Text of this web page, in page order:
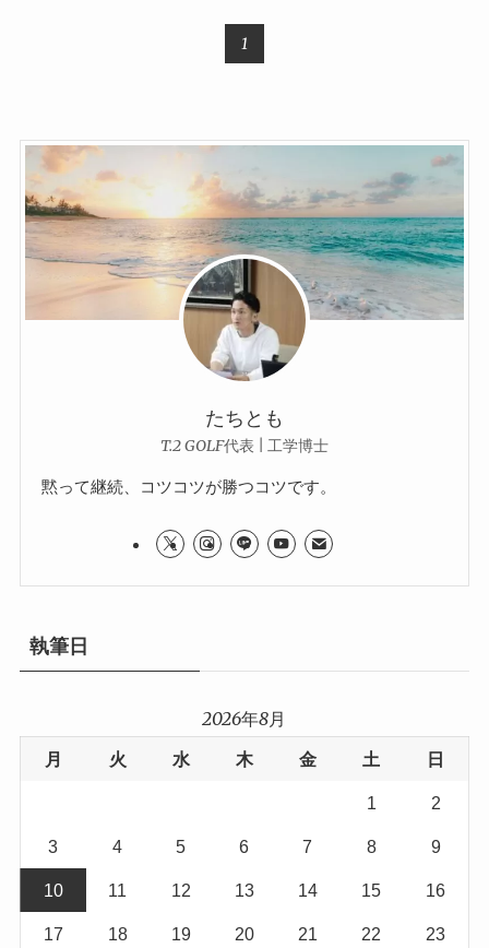
1
たちとも
T.2 GOLF代表 | 工学博士
黙って継続、コツコツが勝つコツです。
執筆日
2026年8月
月
火 水 木 金 土 日
1 2
3 4 5 6 7 8 9
10 11 12 13 14 15 16
17 18 19 20 21 22 23